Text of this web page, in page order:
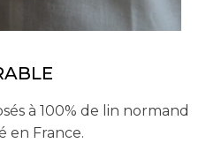
à 100% de lin normand
en France.